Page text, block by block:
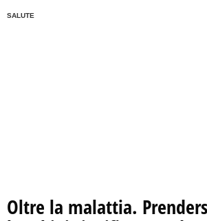
SALUTE
Oltre la malattia.